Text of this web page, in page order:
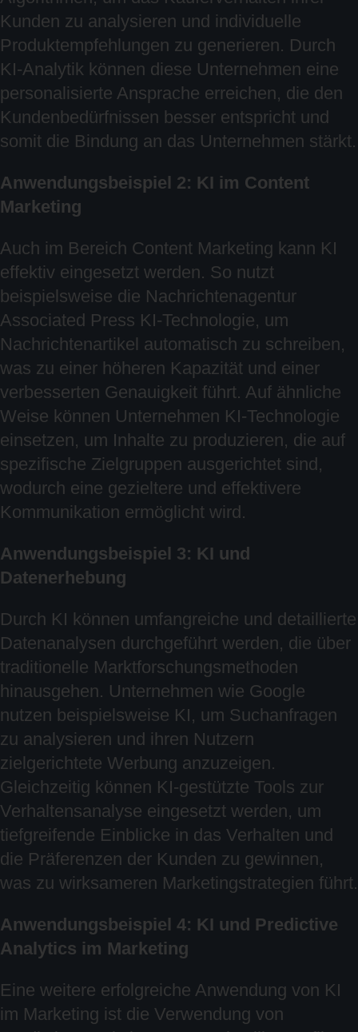
Kunden zu analysieren und individuelle
Produktempfehlungen zu generieren. Durch
KI-Analytik können diese Unternehmen eine
personalisierte Ansprache erreichen, die den
Kundenbedürfnissen besser entspricht und
somit die Bindung an das Unternehmen stärkt.
Anwendungsbeispiel 2: KI im Content
Marketing
Auch im Bereich Content Marketing kann KI
effektiv eingesetzt werden. So nutzt
beispielsweise die Nachrichtenagentur
Associated Press KI-Technologie, um
Nachrichtenartikel automatisch zu schreiben,
was zu einer höheren Kapazität und einer
verbesserten Genauigkeit führt. Auf ähnliche
Weise können Unternehmen KI-Technologie
einsetzen, um Inhalte zu produzieren, die auf
spezifische Zielgruppen ausgerichtet sind,
wodurch eine gezieltere und effektivere
Kommunikation ermöglicht wird.
Anwendungsbeispiel 3: KI und
Datenerhebung
Durch KI können umfangreiche und detaillierte
Datenanalysen durchgeführt werden, die über
traditionelle Marktforschungsmethoden
hinausgehen. Unternehmen wie Google
nutzen beispielsweise KI, um Suchanfragen
zu analysieren und ihren Nutzern
zielgerichtete Werbung anzuzeigen.
Gleichzeitig können KI-gestützte Tools zur
Verhaltensanalyse eingesetzt werden, um
tiefgreifende Einblicke in das Verhalten und
die Präferenzen der Kunden zu gewinnen,
was zu wirksameren Marketingstrategien führt.
Anwendungsbeispiel 4: KI und Predictive
Analytics im Marketing
Eine weitere erfolgreiche Anwendung von KI
im Marketing ist die Verwendung von